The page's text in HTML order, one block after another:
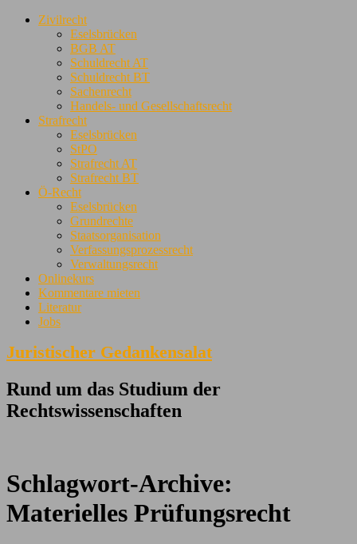
Zivilrecht
Eselsbrücken
BGB AT
Schuldrecht AT
Schuldrecht BT
Sachenrecht
Handels- und Gesellschaftsrecht
Strafrecht
Eselsbrücken
StPO
Strafrecht AT
Strafrecht BT
Ö-Recht
Eselsbrücken
Grundrechte
Staatsorganisation
Verfassungsprozessrecht
Verwaltungsrecht
Onlinekurs
Kommentare mieten
Literatur
Jobs
Juristischer Gedankensalat
Rund um das Studium der
Rechtswissenschaften
Schlagwort-Archive:
Materielles Prüfungsrecht